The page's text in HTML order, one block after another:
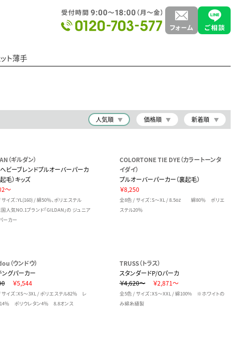
ト薄手
人気順 価格順 新着順
（ギルダン）
ビーブレンドプルオーバーパーカ
毛）キッズ
～
イズ：YL(160) / 綿50％、ポリエステル
人気NO.1ブランド「GILDAN」の ジュニア
ーカー
COLORTONE TIE DYE（カラートーンタ
イダイ）
プルオーバーパーカー（裏起毛）
￥8,250
全8色 / サイズ：S～XL / 8.5oz 綿80％ ポリエ
ステル20％
（ウンドウ）
ングパーカー
￥5,544
イズ：XS～3XL / ポリエステル82％ レ
％ ポリウレタン4％ 8.8オンス
TRUSS（トラス）
スタンダードP/Oパーカ
￥4,620～
￥2,871～
全5色 / サイズ：XS～XXL / 綿100% ※ホワイトの
み綿糸縫製